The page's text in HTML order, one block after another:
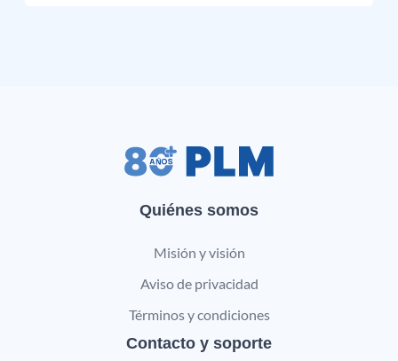
Quiénes somos
Misión y visión
Aviso de privacidad
Términos y condiciones
Contacto y soporte